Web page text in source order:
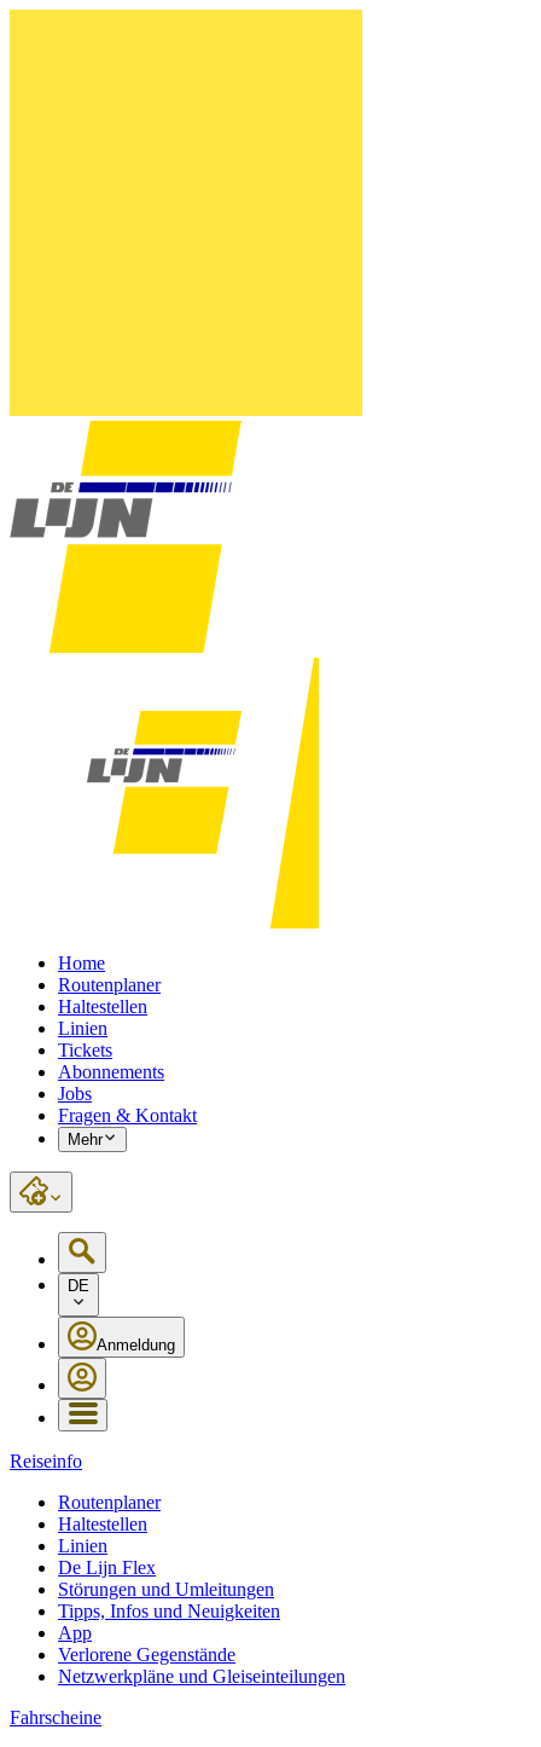
Home
Routenplaner
Haltestellen
Linien
Tickets
Abonnements
Jobs
Fragen & Kontakt
Mehr
DE
Anmeldung
Reiseinfo
Routenplaner
Haltestellen
Linien
De Lijn Flex
Störungen und Umleitungen
Tipps, Infos und Neuigkeiten
App
Verlorene Gegenstände
Netzwerkpläne und Gleiseinteilungen
Fahrscheine